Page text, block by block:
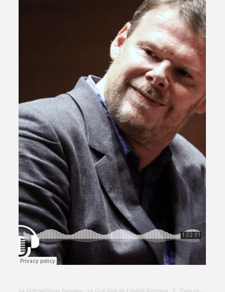
La Cinémathèque française · Le Ciné-Club de Frédéric Bonnaud - 5 - Paris nous appartient (Jacques Rivette)